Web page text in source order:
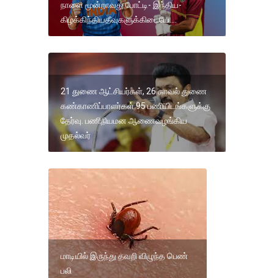
நாளை மூன்றாவது போட்டி- இந்திய-
கிழக்கிந்தியதீவுகளுக்கிடையே....
21 துணை ஆட்சியர்கள், 26 காவல் துணை
கண்காணிப்பாளர்கள் 95 பணியிடங்களுக்கு
தேர்வு. பணிநியமன ஆணைவழங்கிய
முதல்வர்
மாடியில் இருந்து தவறி விழுந்த பெண்
பலி